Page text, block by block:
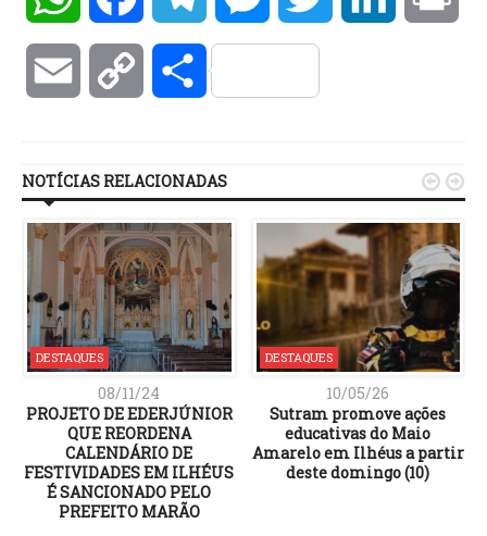
Email Copy Compartilhar
NOTÍCIAS RELACIONADAS
DESTAQUES
08/11/24
PROJETO DE EDERJÚNIOR
QUE REORDENA
CALENDÁRIO DE
FESTIVIDADES EM ILHÉUS
É SANCIONADO PELO
PREFEITO MARÃO
DESTAQUES
10/05/26
Sutram promove ações
educativas do Maio
Amarelo em Ilhéus a partir
deste domingo (10)
 